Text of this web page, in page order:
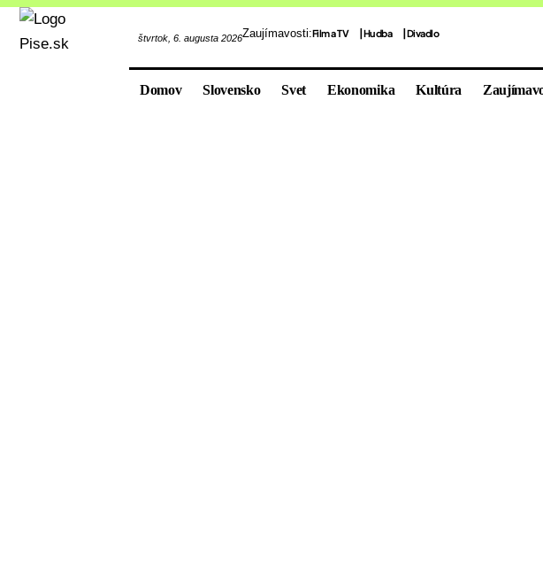
štvrtok, 6. augusta 2026Zaujímavosti:Film a TV Hudba Divadlo
Domov Slovensko Svet Ekonomika Kultúra